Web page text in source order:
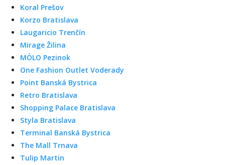
Koral Prešov
Korzo Bratislava
Laugaricio Trenčín
Mirage Žilina
MÓLO Pezinok
One Fashion Outlet Voderady
Point Banská Bystrica
Retro Bratislava
Shopping Palace Bratislava
Styla Bratislava
Terminal Banská Bystrica
The Mall Trnava
Tulip Martin